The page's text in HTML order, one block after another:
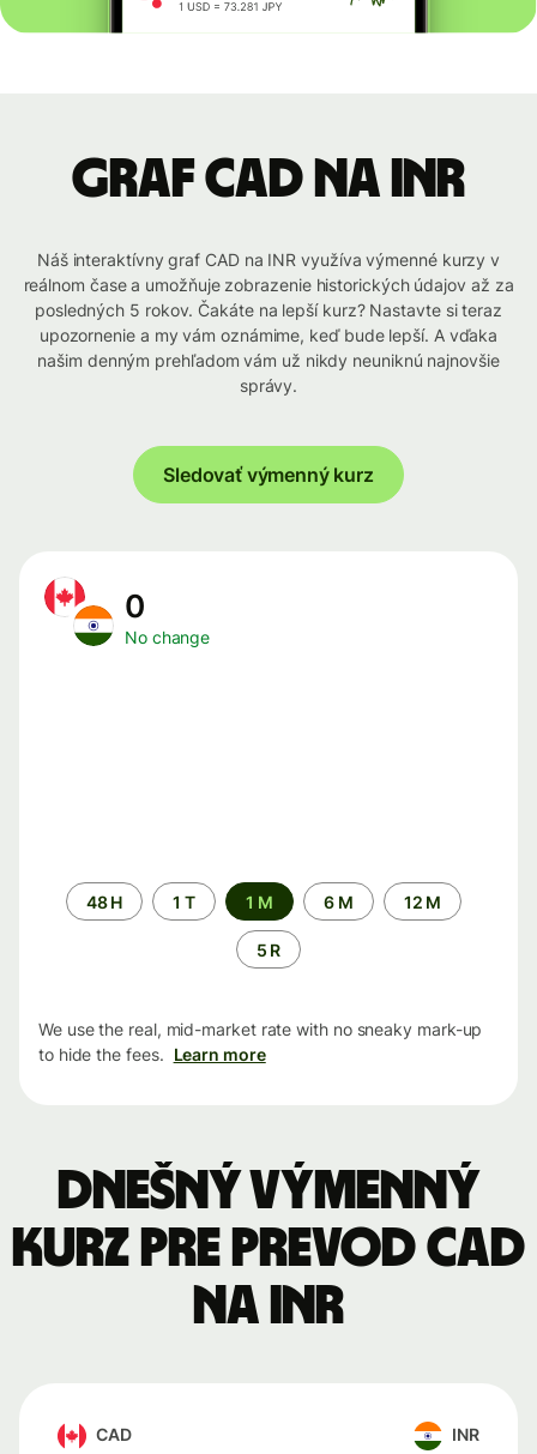
graf CAD na INR
Náš interaktívny graf CAD na INR využíva výmenné kurzy v
reálnom čase a umožňuje zobrazenie historických údajov až za
posledných 5 rokov. Čakáte na lepší kurz? Nastavte si teraz
upozornenie a my vám oznámime, keď bude lepší. A vďaka
našim denným prehľadom vám už nikdy neuniknú najnovšie
správy.
Sledovať výmenný kurz
0
No change
Time
period
48 H 1 T 1 M 6 M 12 M
5 R
We use the real, mid-market rate with no sneaky mark-up
to hide the fees. Learn more
Dnešný výmenný
kurz pre prevod CAD
na INR
CAD INR